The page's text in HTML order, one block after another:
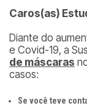
Caros(as)
Diante do
e Covid-19, a
de máscaras
casos:
Se você teve